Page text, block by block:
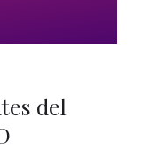
del